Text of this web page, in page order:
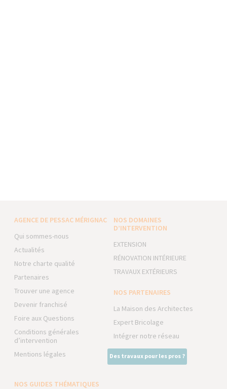
AGENCE DE PESSAC MÉRIGNAC
Qui sommes-nous
Actualités
Notre charte qualité
Partenaires
Trouver une agence
Devenir franchisé
Foire aux Questions
Conditions générales
d’intervention
Mentions légales
NOS DOMAINES
D’INTERVENTION
EXTENSION
RÉNOVATION INTÉRIEURE
TRAVAUX EXTÉRIEURS
NOS PARTENAIRES
La Maison des Architectes
Expert Bricolage
Intégrer notre réseau
Des travaux pour les pros ?
NOS GUIDES THÉMATIQUES